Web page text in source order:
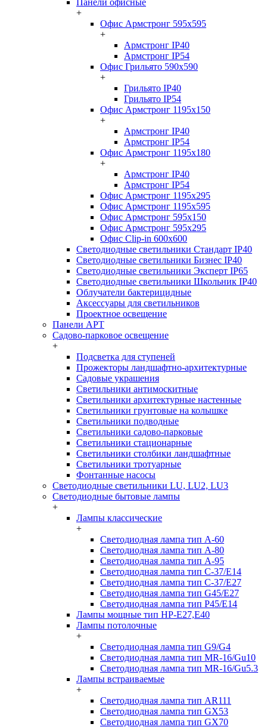
Панели офисные
+
Офис Армстронг 595x595
+
Армстронг IP40
Армстронг IP54
Офис Грильято 590x590
+
Грильято IP40
Грильято IP54
Офис Армстронг 1195x150
+
Армстронг IP40
Армстронг IP54
Офис Армстронг 1195x180
+
Армстронг IP40
Армстронг IP54
Офис Армстронг 1195x295
Офис Армстронг 1195x595
Офис Армстронг 595x150
Офис Армстронг 595x295
Офис Clip-in 600x600
Светодиодные светильники Стандарт IP40
Светодиодные светильники Бизнес IP40
Светодиодные светильники Эксперт IP65
Светодиодные светильники Школьник IP40
Облучатели бактерицидные
Аксессуары для светильников
Проектное освещение
Панели АРТ
Садово-парковое освещение
+
Подсветка для ступеней
Прожекторы ландшафтно-архитектурные
Садовые украшения
Светильники антимоскитные
Светильники архитектурные настенные
Светильники грунтовые на колышке
Светильники подводные
Светильники садово-парковые
Светильники стационарные
Светильники столбики ландшафтные
Светильники тротуарные
Фонтанные насосы
Светодиодные светильники LU, LU2, LU3
Светодиодные бытовые лампы
+
Лампы классические
+
Светодиодная лампа тип A-60
Светодиодная лампа тип A-80
Светодиодная лампа тип A-95
Светодиодная лампа тип C-37/Е14
Светодиодная лампа тип C-37/Е27
Светодиодная лампа тип G45/E27
Светодиодная лампа тип P45/E14
Лампы мощные тип HP-E27,E40
Лампы потолочные
+
Светодиодная лампа тип G9/G4
Светодиодная лампа тип MR-16/Gu10
Светодиодная лампа тип MR-16/Gu5.3
Лампы встраиваемые
+
Светодиодная лампа тип AR111
Светодиодная лампа тип GX53
Светодиодная лампа тип GX70